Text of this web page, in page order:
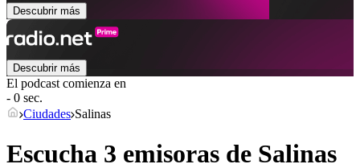
Descubrir más
Descubrir más
El podcast comienza en
- 0 sec.
Ciudades Salinas
Escucha 3 emisoras de Salinas